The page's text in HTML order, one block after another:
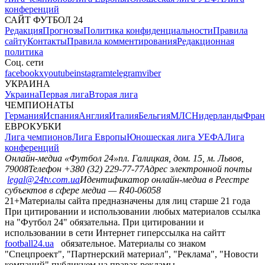
конференций
САЙТ ФУТБОЛ 24
РедакцияПрогнозыПолитика конфиденциальностиПравила
сайтуКонтактыПравила комментированияРедакционная
политика
Соц. сети
facebookxyoutubeinstagramtelegramviber
УКРАИНА
УкраинаПервая лигаВторая лига
ЧЕМПИОНАТЫ
ГерманияИспанияАнглияИталияБельгияМЛСНидерланды
ЕВРОКУБКИ
Лига чемпионовЛига ЕвропыЮношеская лига УЕФАЛига
конференций
Онлайн-медиа «Футбол 24»пл. Галицкая, дом. 15, м. Львов,
79008Телефон +380 (32) 229-77-77Адрес электронной почты
legal@24tv.com.uaИдентификатор онлайн-медиа в Реестре
субъектов в сфере медиа — R40-06058
21+Материалы сайта предназначены для лиц старше 21 года
При цитировании и использовании любых материалов ссылка
на "Футбол 24" обязательна. При цитировании и
использовании в сети Интернет гиперссылка на сайтт
football24.ua
обязательное. Материалы со знаком
"Спецпроект", "Партнерский материал", "Реклама", "Новости